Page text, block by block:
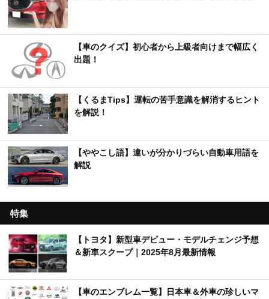
【車のクイズ】初心者から上級者向けまで幅広く
出題！
【くるまTips】運転の苦手意識を解消するヒント
を解説！
【ややこし語】違いが分かりづらい自動車用語を
解説
特集
【トヨタ】新型車デビュー・モデルチェンジ予想
＆新車スクープ｜2025年8月最新情報
【車のエンブレム一覧】日本車＆外車の珍しいマ